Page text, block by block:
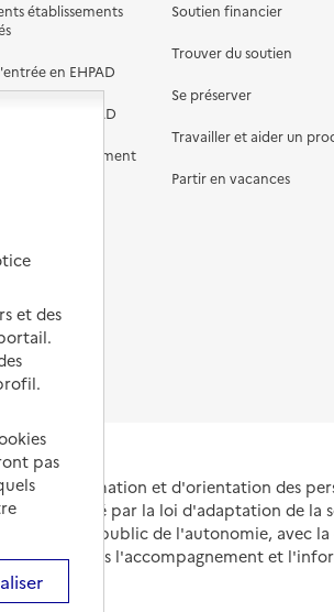
établissements
en EHPAD
en EHPAD
accompagnement
EHPAD
Soutien financier
Trouver du soutien
Se préserver
Travailler et aider un
Partir en vacances
d'information et d'orientation des
créé par la loi d'adaptation de la
le Service public de l'autonomie, avec
engagés dans l'accompagnement et
et des
pas